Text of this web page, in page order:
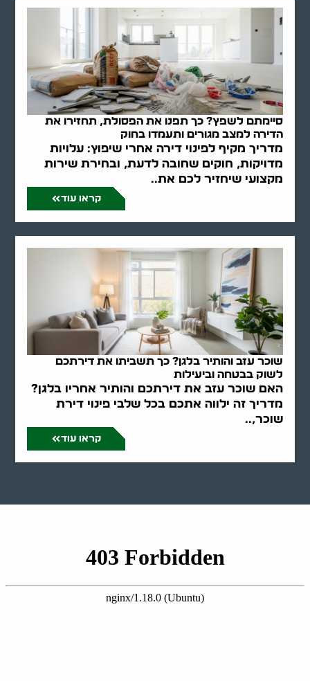
סיימתם לשפץ? כך תפנו את הפסולת, תחזירו את
הדירה למצב מגורים ותעמדו בחוק
מדריך מקיף לפינוי דירה אחרי שיפוץ: עלויות
מדויקות, חוקים שחובה לדעת, ובחירת שירות
מקצועי שיחזיר לכם את..
קראו עוד
שוכר עזב והותיר בלגן? כך תשביתו את דירתכם
לשוק בבטחה וביעילות
האם שוכר עזב את דירתכם והותיר אחריו בלגן?
מדריך זה ילווה אתכם בכל שלבי פינוי דירת
שוכר,..
קראו עוד